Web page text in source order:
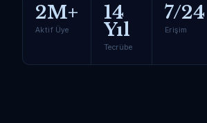
2M+
Aktif Üye
14
Yıl
Tecrübe
7/24
Erişim